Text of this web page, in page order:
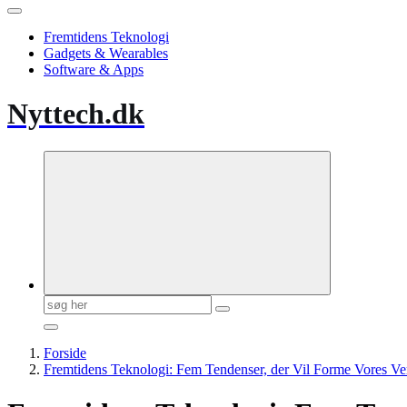
Fremtidens Teknologi
Gadgets & Wearables
Software & Apps
Nyttech.dk
Søg
efter:
Forside
Fremtidens Teknologi: Fem Tendenser, der Vil Forme Vores